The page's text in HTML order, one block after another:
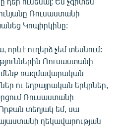
Ռուսաստանի
Կոպիրկինը:
որևէ ուղերձ չեմ տեսնում:
Ռուսաստանի
մենք ռազմավարական
ու եղբայրական երկրներ,
Ռուսաստանի
Որքան տեղյակ եմ, սա
ղեկավարության